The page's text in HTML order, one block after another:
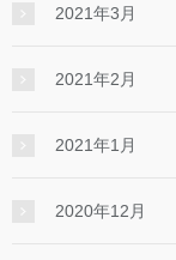
2021年3月
2021年2月
2021年1月
2020年12月